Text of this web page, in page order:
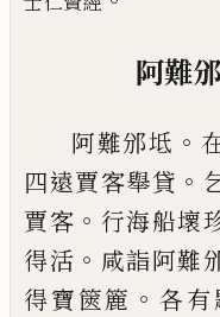
阿難
阿難邠坻 。
四遠賈客舉貸 。
賈客 。 行海船壞
得活 。 咸詣阿難
得寶篋簏 。 各有